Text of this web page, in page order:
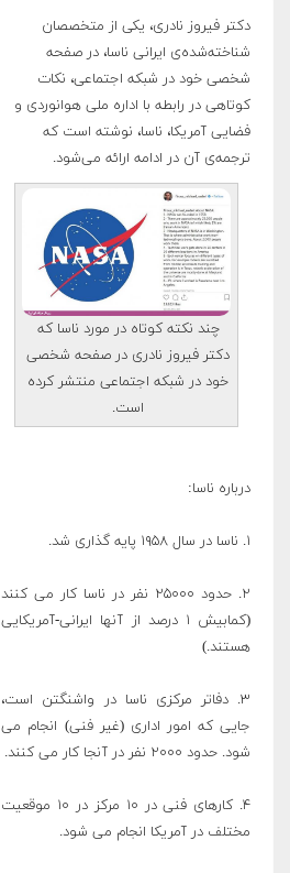
دکتر فیروز نادری، یکی از متخصصان
شناخته‌شده‌ی ایرانی ناسا، در صفحه
شخصی خود در شبکه اجتماعی، نکات
کوتاهی در رابطه با اداره ملی هوانوردی و
فضایی آمریکا، ناسا، نوشته است که
ترجمه‌ی آن در ادامه ارائه می‌شود.
چند نکته کوتاه در مورد ناسا که
دکتر فیروز نادری در صفحه شخصی
خود در شبکه‌ اجتماعی منتشر کرده
است.
درباره ناسا:
۱. ناسا در سال ۱۹۵۸ پایه گذاری شد.
۲. حدود ۲۵۰۰۰ نفر در ناسا کار می کنند
(کمابیش ۱ درصد از آنها ایرانی-آمریکایی
هستند.)
۳. دفاتر مرکزی ناسا در واشنگتن است،
جایی که امور اداری (غیر فنی) انجام می
شود. حدود ۲۰۰۰ نفر در آنجا کار می کنند.
۴. کارهای فنی در ۱۰ مرکز در ۱۰ موقعیت
مختلف در آمریکا انجام می شود.